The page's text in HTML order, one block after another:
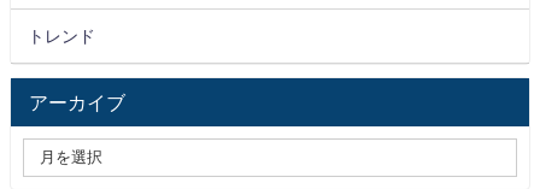
トレンド
アーカイブ